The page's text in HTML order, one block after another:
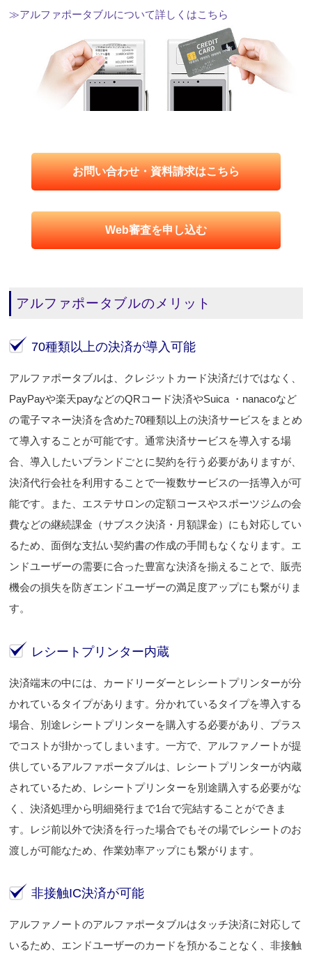
≫アルファポータブルについて詳しくはこちら
お問い合わせ・資料請求はこちら
Web審査を申し込む
アルファポータブルのメリット
70種類以上の決済が導入可能
アルファポータブルは、クレジットカード決済だけではなく、
PayPayや楽天payなどのQRコード決済やSuica ・nanacoなど
の電子マネー決済を含めた70種類以上の決済サービスをまとめ
て導入することが可能です。通常決済サービスを導入する場
合、導入したいブランドごとに契約を行う必要がありますが、
決済代行会社を利用することで一複数サービスの一括導入が可
能です。また、エステサロンの定額コースやスポーツジムの会
費などの継続課金（サブスク決済・月額課金）にも対応してい
るため、面倒な支払い契約書の作成の手間もなくなります。エ
ンドユーザーの需要に合った豊富な決済を揃えることで、販売
機会の損失を防ぎエンドユーザーの満足度アップにも繋がりま
す。
レシートプリンター内蔵
決済端末の中には、カードリーダーとレシートプリンターが分
かれているタイプがあります。分かれているタイプを導入する
場合、別途レシートプリンターを購入する必要があり、プラス
でコストが掛かってしまいます。一方で、アルファノートが提
供しているアルファポータブルは、レシートプリンターが内蔵
されているため、レシートプリンターを別途購入する必要がな
く、決済処理から明細発行まで1台で完結することができま
す。レジ前以外で決済を行った場合でもその場でレシートのお
渡しが可能なため、作業効率アップにも繋がります。
非接触IC決済が可能
アルファノートのアルファポータブルはタッチ決済に対応して
いるため、エンドユーザーのカードを預かることなく、非接触